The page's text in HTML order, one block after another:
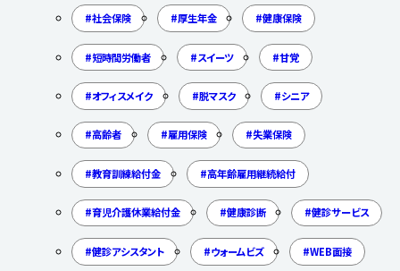
社会保険 厚生年金 健康保険
短時間労働者 スイーツ 甘党
オフィスメイク 脱マスク シニア
高齢者 雇用保険 失業保険
教育訓練給付金 高年齢雇用継続給付
育児介護休業給付金 健康診断 健診サービス
健診アシスタント ウォームビズ WEB面接